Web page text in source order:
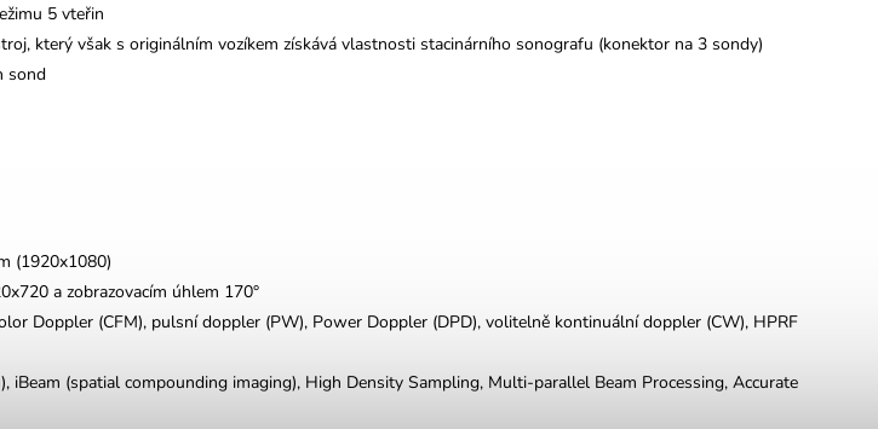
5 vteřin
který však s originálním vozíkem získává vlastnosti stacinárního sonografu (konektor na 3 sondy)
sond
(1920x1080)
a zobrazovacím úhlem 170°
Doppler (CFM), pulsní doppler (PW), Power Doppler (DPD), volitelně kontinuální doppler (CW), HPRF
iBeam (spatial compounding imaging), High Density Sampling, Multi-parallel Beam Processing, Accurate